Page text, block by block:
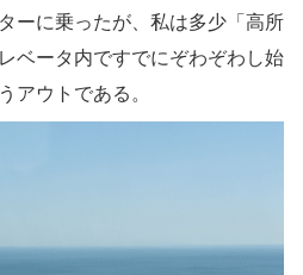
ーに乗ったが、私は多少「高所
ベータ内ですでにぞわぞわし始
アウトである。